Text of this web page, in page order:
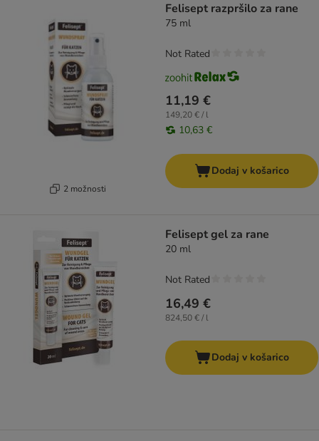
2 možnosti
Felisept razpršilo za rane
75 ml
11,19 €
149,20 € / l
10,63 €
Not Rated
Dodaj v košarico
Felisept gel za rane
20 ml
16,49 €
824,50 € / l
Not Rated
Dodaj v košarico